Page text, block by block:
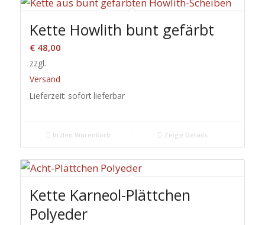
Kette Howlith bunt gefärbt
€48,00
zzgl.
Versand
Lieferzeit: sofort lieferbar
In den Warenkorb Zeige Details
Kette Karneol-Plättchen
Polyeder